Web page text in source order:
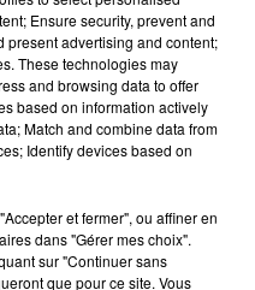
interpellé grâce
de feux de
Ensure security, prevent and
present advertising and content;
These technologies may
and browsing data to offer
based on information actively
Match and combine data from
Identify devices based on
et fermer", ou affiner en
dans "Gérer mes choix".
sur "Continuer sans
que pour ce site. Vous